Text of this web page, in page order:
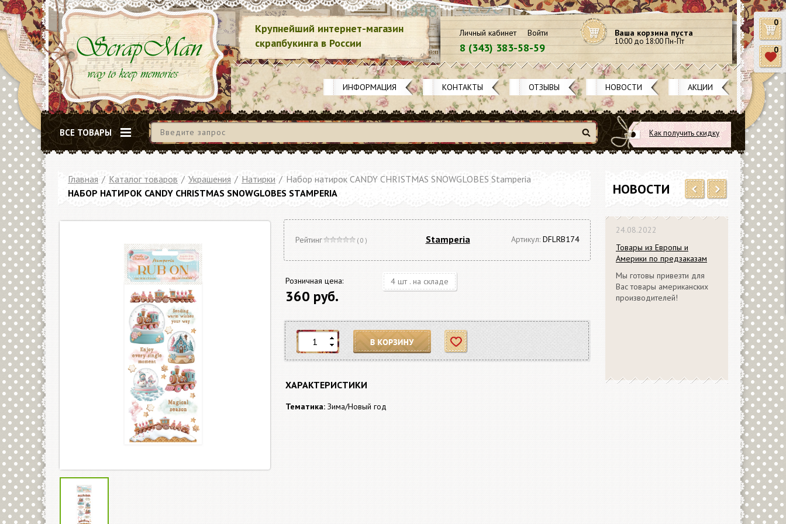
Ваша корзина пуста
10:00 до 18:00 Пн-Пт
Личный кабинет Войти
8 (343) 383-58-59
Крупнейший интернет-магазин
скрапбукинга в России
ИНФОРМАЦИЯ КОНТАКТЫ ОТЗЫВЫ НОВОСТИ АКЦИИ
Как получить скидку
Найти
ВСЕ ТОВАРЫ
НОВОСТИ
24.08.2022
Товары из Европы и
Америки по предзаказам
Мы готовы привезти для
Вас товары американских
производителей!
Главная / Каталог товаров / Украшения / Натирки / Набор натирок CANDY CHRISTMAS SNOWGLOBES Stamperia
НАБОР НАТИРОК CANDY CHRISTMAS SNOWGLOBES STAMPERIA
Stamperia
Рейтинг ( 0 ) Артикул: DFLRB174
Розничная цена:
360 руб.
4 шт . на складе
В корзину Отложить
ХАРАКТЕРИСТИКИ
Тематика: Зима/Новый год
0
0